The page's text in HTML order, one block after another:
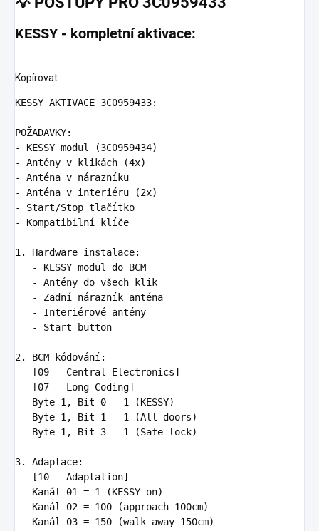
KESSY - kompletní aktivace:
Kopírovat
KESSY AKTIVACE 3C0959433
POŽADAVKY:
-
KESSY modul (3C0959434)
-
Antény v klikách (4x)
-
Anténa v nárazníku
-
Anténa v interiéru (2x)
-
Start/Stop tlačítko
-
Kompatibilní klíče
1. Hardware instalace:
-
KESSY modul do BCM
-
Antény do všech klik
-
Zadní nárazník anténa
-
Interiérové antény
-
Start button
2. BCM kódování :
[09 - Central Electronics]
   [07 - Long Coding]
   Byte 1, Bit 0 = 1 (KESSY)
   Byte 1, Bit 1 = 1 (All doors)
   Byte 1, Bit 3 = 1 (Safe lock)
3. Adaptace:
[10 - Adaptation]
   Kanál 01 = 1 (KESSY on)
   Kanál 02 = 100 (approach 100cm)
   Kanál 03 = 150 (walk away 150cm)